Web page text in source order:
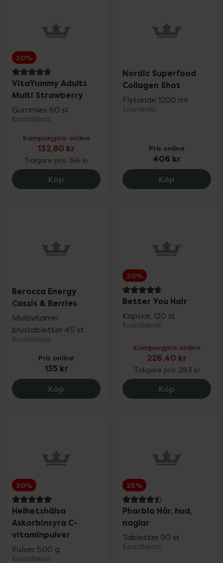
20%
4.8 av 5 i omdöme
VitaYummy Adults
Multi Strawberry
Gummies 60 st
Kosttillskott
Kampanjpris online
132,80 kr
Tidigare pris: 166 kr
Köp VitaYummy Adults Multi Strawberry,
Nordic Superfood
Collagen Shot
Flytande 1200 ml
Livsmedel
Pris online
406 kr
Köp Nordic
Berocca Energy
Cassis & Berries
Multivitamin
brustabletter 45 st
Kosttillskott
Pris online
135 kr
Köp Berocca Energy Cassis & Berries, 135 kr.
20%
4.7 av 5 i omdöme
Better You Hair
Kapslar, 120 st
Kosttillskott
Kampanjpris online
226,40 kr
Tidigare pris: 283 kr
Köp Better You
20%
5 av 5 i omdöme
Helhetshälsa
Askorbinsyra C-
vitaminpulver
Pulver 500 g
Kosttillskott
25%
4.5 av 5 i omdöme
Pharbio Hår, hud,
naglar
Tabletter 90 st
Kosttillskott